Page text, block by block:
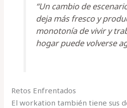
“Un cambio de
deja más fresco y
monotonía de vivir y
hogar puede volverse
Retos Enfrentados
El workation también tiene sus